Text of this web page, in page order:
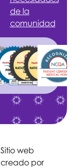
de la
comunidad
Sitio web
creado por